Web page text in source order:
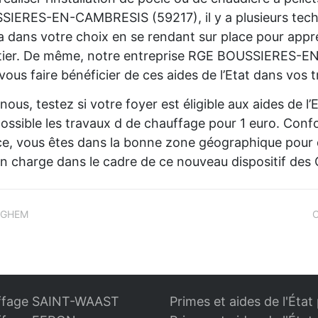
EN-CAMBRESIS (59217), il y a plusieurs
dans votre choix en se rendant sur place pour
De même, notre entreprise RGE BOUSSIERES-
faire bénéficier de ces aides de l’Etat dans vos
testez si votre foyer est éligible aux aides de
les travaux d de chauffage pour 1 euro.
vous êtes dans la bonne zone géographique
charge dans le cadre de ce nouveau dispositif des
SAINT-WAAST
Primes et aides de